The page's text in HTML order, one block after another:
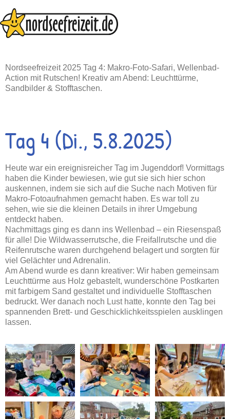
Inhalt
springen
Nordseefreizeit 2025 Tag 4: Makro-Foto-Safari, Wellenbad-
Action mit Rutschen! Kreativ am Abend: Leuchttürme,
Sandbilder & Stofftaschen.
Tag 4 (Di., 5.8.2025)
Heute war ein ereignisreicher Tag im Jugenddorf! Vormittags
haben die Kinder bewiesen, wie gut sie sich hier schon
auskennen, indem sie sich auf die Suche nach Motiven für
Makro-Fotoaufnahmen gemacht haben. Es war toll zu
sehen, wie sie die kleinen Details in ihrer Umgebung
entdeckt haben.
Nachmittags ging es dann ins Wellenbad – ein Riesenspaß
für alle! Die Wildwasserrutsche, die Freifallrutsche und die
Reifenrutsche waren durchgehend belagert und sorgten für
viel Gelächter und Adrenalin.
Am Abend wurde es dann kreativer: Wir haben gemeinsam
Leuchttürme aus Holz gebastelt, wunderschöne Postkarten
mit farbigem Sand gestaltet und individuelle Stofftaschen
bedruckt. Wer danach noch Lust hatte, konnte den Tag bei
spannenden Brett- und Geschicklichkeitsspielen ausklingen
lassen.